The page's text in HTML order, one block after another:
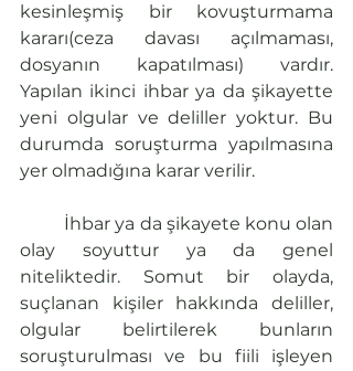
kesinleşmiş bir kovuşturmama
kararı(ceza davası açılmaması,
dosyanın kapatılması) vardır.
Yapılan ikinci ihbar ya da şikayette
yeni olgular ve deliller yoktur. Bu
durumda soruşturma yapılmasına
yer olmadığına karar verilir.
olay soyuttur ya da genel
niteliktedir. Somut bir olayda,
suçlanan kişiler hakkında deliller,
olgular belirtilerek bunların
soruşturulması ve bu fiili işleyen